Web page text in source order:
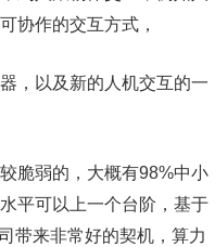
协作的交互方式，
，以及新的人机交互的一
脆弱的，大概有98%中小
平可以上一个台阶，基于
带来非常好的契机，算力